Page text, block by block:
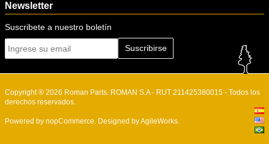
Newsletter
Suscribete a nuestro boletín
Suscribirse
Copyright ® 2026 Roman Parts. ROMAN S.A - RUT 211425380015 - Todos los
derechos reservados.
Powered by nopCommerce. Designed byAgileWorks.